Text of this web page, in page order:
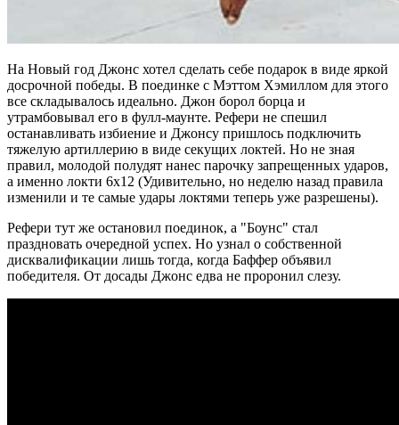
На Новый год Джонс хотел сделать себе подарок в виде яркой
досрочной победы. В поединке с Мэттом Хэмиллом для этого
все складывалось идеально. Джон борол борца и
утрамбовывал его в фулл-маунте. Рефери не спешил
останавливать избиение и Джонсу пришлось подключить
тяжелую артиллерию в виде секущих локтей. Но не зная
правил, молодой полудят нанес парочку запрещенных ударов,
а именно локти 6х12 (Удивительно, но неделю назад правила
изменили и те самые удары локтями теперь уже разрешены).
Рефери тут же остановил поединок, а "Боунс" стал
праздновать очередной успех. Но узнал о собственной
дисквалификации лишь тогда, когда Баффер объявил
победителя. От досады Джонс едва не проронил слезу.